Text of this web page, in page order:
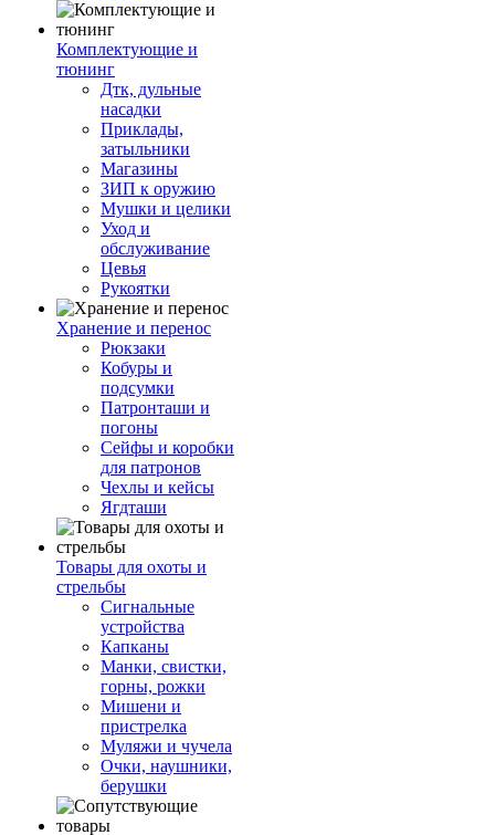
Комплектующие и
тюнинг
Дтк, дульные
насадки
Приклады,
затыльники
Магазины
ЗИП к оружию
Мушки и целики
Уход и
обслуживание
Цевья
Рукоятки
Хранение и перенос
Рюкзаки
Кобуры и
подсумки
Патронташи и
погоны
Сейфы и коробки
для патронов
Чехлы и кейсы
Ягдташи
Товары для охоты и
стрельбы
Сигнальные
устройства
Капканы
Манки, свистки,
горны, рожки
Мишени и
пристрелка
Муляжи и чучела
Очки, наушники,
берушки